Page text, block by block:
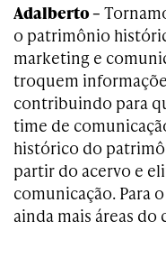
Adalberto –
o patrimônio
marketing e
troquem
contribuindo para
time de
histórico do
partir do acervo e
comunicação. Para
ainda mais áreas